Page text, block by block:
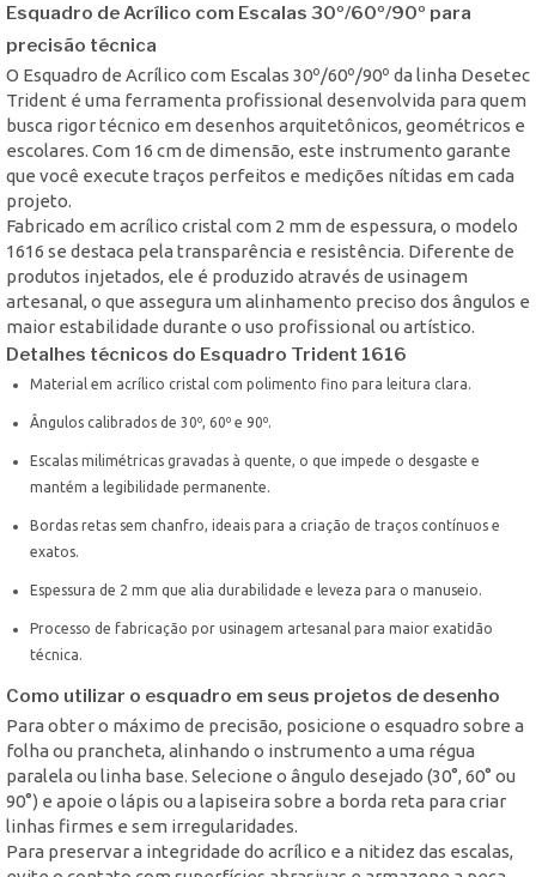
Esquadro de Acrílico com Escalas 30º/60º/90º para
precisão técnica
O Esquadro de Acrílico com Escalas 30º/60º/90º da linha Desetec
Trident é uma ferramenta profissional desenvolvida para quem
busca rigor técnico em desenhos arquitetônicos, geométricos e
escolares. Com 16 cm de dimensão, este instrumento garante
que você execute traços perfeitos e medições nítidas em cada
projeto.
Fabricado em acrílico cristal com 2 mm de espessura, o modelo
1616 se destaca pela transparência e resistência. Diferente de
produtos injetados, ele é produzido através de usinagem
artesanal, o que assegura um alinhamento preciso dos ângulos e
maior estabilidade durante o uso profissional ou artístico.
Detalhes técnicos do Esquadro Trident 1616
Material em acrílico cristal com polimento fino para leitura clara.
Ângulos calibrados de 30º, 60º e 90º.
Escalas milimétricas gravadas à quente, o que impede o desgaste e
mantém a legibilidade permanente.
Bordas retas sem chanfro, ideais para a criação de traços contínuos e
exatos.
Espessura de 2 mm que alia durabilidade e leveza para o manuseio.
Processo de fabricação por usinagem artesanal para maior exatidão
técnica.
Como utilizar o esquadro em seus projetos de desenho
Para obter o máximo de precisão, posicione o esquadro sobre a
folha ou prancheta, alinhando o instrumento a uma régua
paralela ou linha base. Selecione o ângulo desejado (30°, 60° ou
90°) e apoie o lápis ou a lapiseira sobre a borda reta para criar
linhas firmes e sem irregularidades.
Para preservar a integridade do acrílico e a nitidez das escalas,